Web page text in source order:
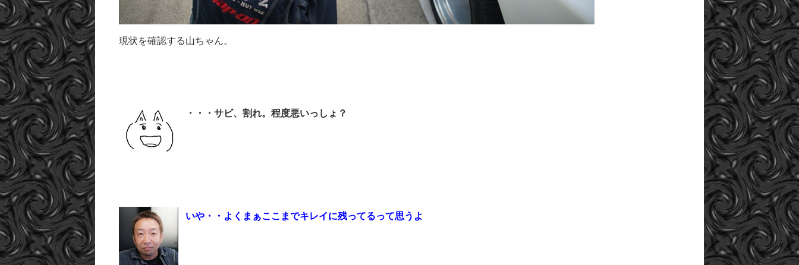
現状を確認する山ちゃん。
・・・サビ、割れ。程度悪いっしょ？
いや・・よくまぁここまでキレイに残ってるって思うよ